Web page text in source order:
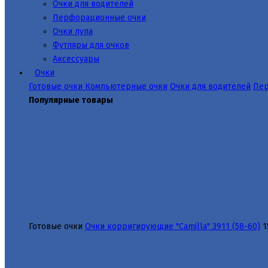
Очки для водителей
Перфорационные очки
Очки лупа
Футляры для очков
Аксессуары
Очки
Готовые очки Компьютерные очки Очки для водителей
Популярные товары
Готовые очки Очки корригирующие "Camilla" 3911 (58-60)